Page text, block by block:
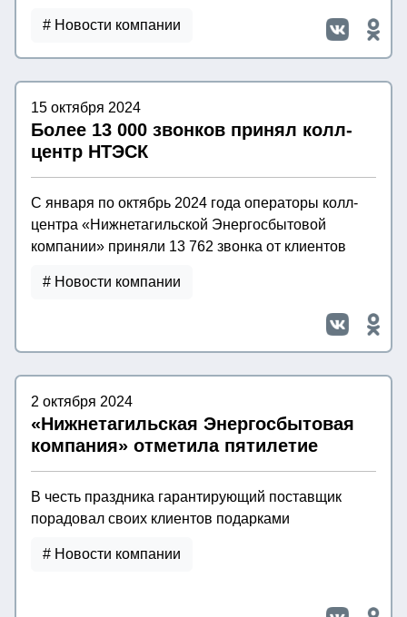
# Новости компании
15 октября 2024
Более 13 000 звонков принял колл-
центр НТЭСК
С января по октябрь 2024 года операторы колл-
центра «Нижнетагильской Энергосбытовой
компании» приняли 13 762 звонка от клиентов
# Новости компании
2 октября 2024
«Нижнетагильская Энергосбытовая
компания» отметила пятилетие
В честь праздника гарантирующий поставщик
порадовал своих клиентов подарками
# Новости компании